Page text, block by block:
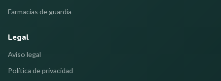
Farmacias de guardia
Legal
Aviso legal
Política de privacidad